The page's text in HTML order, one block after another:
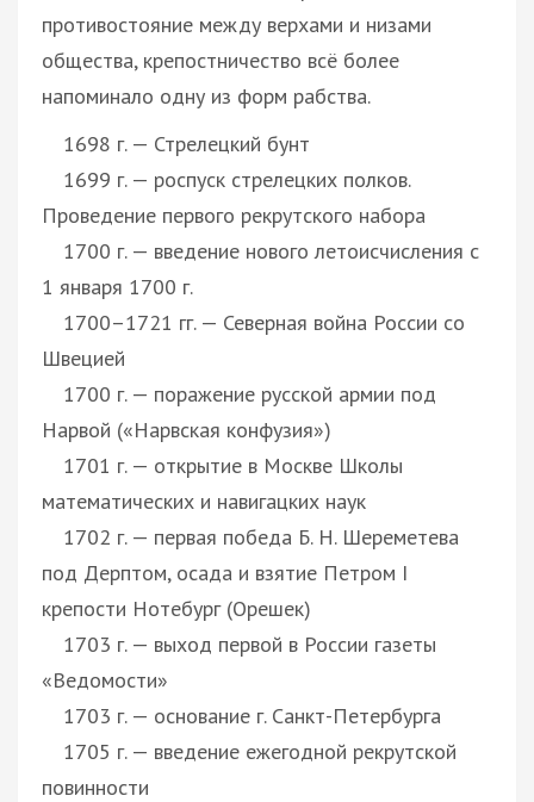
противостояние между верхами и низами
общества, крепостничество всё более
напоминало одну из форм рабства.
1698 г. — Стрелецкий бунт
1699 г. — роспуск стрелецких полков.
Проведение первого рекрутского набора
1700 г. — введение нового летоисчисления с
1 января 1700 г.
1700–1721 гг. — Северная война России со
Швецией
1700 г. — поражение русской армии под
Нарвой («Нарвская конфузия»)
1701 г. — открытие в Москве Школы
математических и навигацких наук
1702 г. — первая победа Б. Н. Шереметева
под Дерптом, осада и взятие Петром I
крепости Нотебург (Орешек)
1703 г. — выход первой в России газеты
«Ведомости»
1703 г. — основание г. Санкт-Петербурга
1705 г. — введение ежегодной рекрутской
повинности